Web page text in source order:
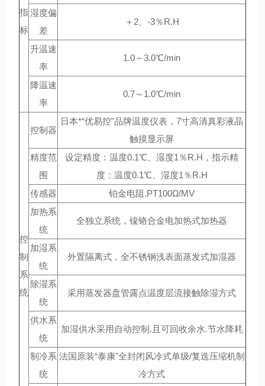
指
标
湿度偏
差
＋2、-3％R.H
升温速
率
1.0～3.0℃/min
降温速
率
0.7～1.0℃/min
控
制
系
统
控制器
日本*“优易控"品牌温度仪表，7寸高清真彩液晶
触摸显示屏
精度范
围
设定精度：温度0.1℃、湿度1％R.H，指示精
度：温度0.1℃、湿度1％R.H
传感器
铂金电阻.PT100Ω/MV
加热系
统
全独立系统，镍铬合金电加热式加热器
加湿系
统
外置隔离式，全不锈钢浅表面蒸发式加湿器
除湿系
统
采用蒸发器盘管露点温度层流接触除湿方式
供水系
统
加湿供水采用自动控制.且可回收余水.节水降耗
制冷系
统
法国原装“泰康"全封闭风冷式单级/复迭压缩机制
冷方式